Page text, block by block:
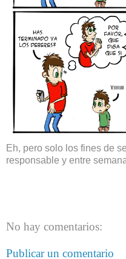
Eh, pero solo los fines de
responsable y entre
No hay comentarios:
Publicar un comentario